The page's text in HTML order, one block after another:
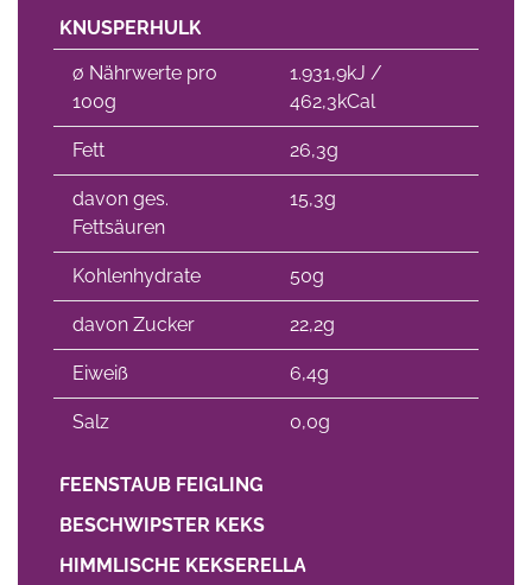
KNUSPERHULK
∅ Nährwerte pro
100g
1.931,9kJ /
462,3kCal
Fett 26,3g
davon ges.
Fettsäuren
15,3g
Kohlenhydrate 50g
davon Zucker 22,2g
Eiweiß 6,4g
Salz 0,0g
FEENSTAUB FEIGLING
BESCHWIPSTER KEKS
HIMMLISCHE KEKSERELLA